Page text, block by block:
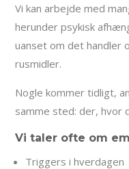
Vi kan arbejde med
herunder psykisk
uanset om det handler
rusmidler.
Nogle kommer tidligt,
samme sted: der, hvor
Vi taler ofte om
Triggers i hverdagen